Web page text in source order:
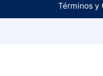
Términos y